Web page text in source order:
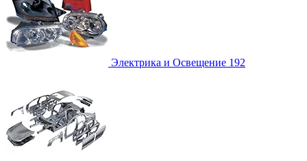
Электрика и Освещение 192